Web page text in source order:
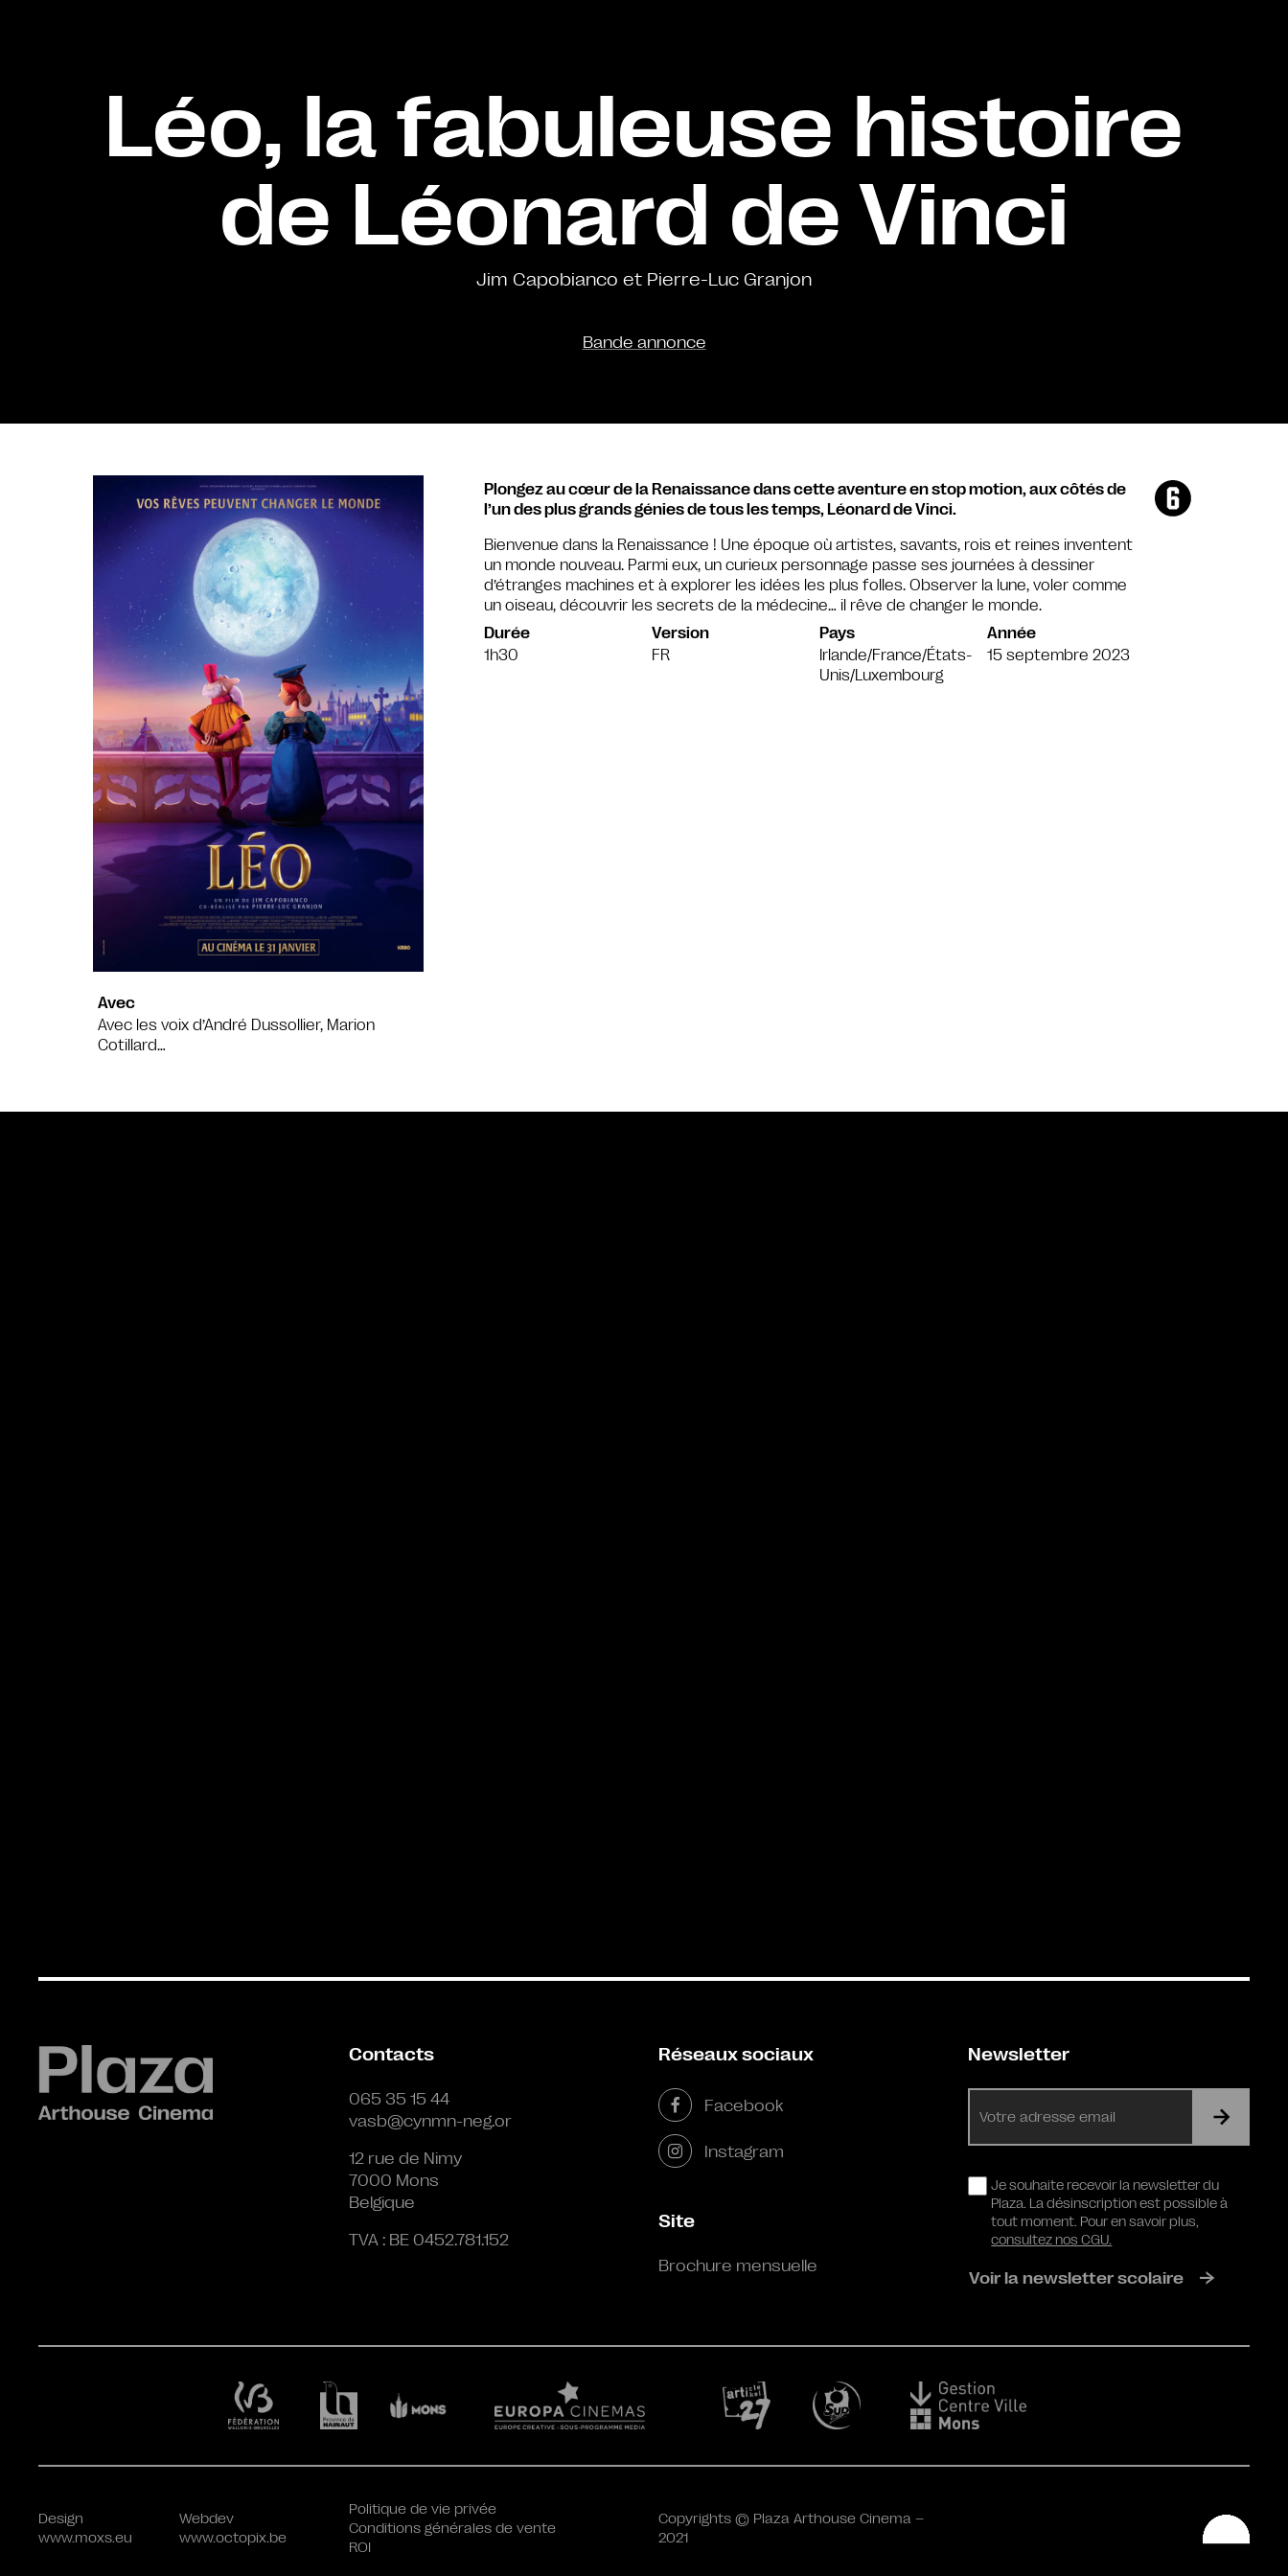
Léo, la fabuleuse histoire
de Léonard de Vinci
Jim Capobianco et Pierre-Luc Granjon
Bande annonce
Avec
Avec les voix d’André Dussollier, Marion
Cotillard…
Plongez au cœur de la Renaissance dans cette aventure en stop motion, aux côtés de
l’un des plus grands génies de tous les temps, Léonard de Vinci.
Bienvenue dans la Renaissance ! Une époque où artistes, savants, rois et reines inventent
un monde nouveau. Parmi eux, un curieux personnage passe ses journées à dessiner
d’étranges machines et à explorer les idées les plus folles. Observer la lune, voler comme
un oiseau, découvrir les secrets de la médecine… il rêve de changer le monde.
Durée
1h30
Version
FR
Pays
Irlande/France/États-
Unis/Luxembourg
Année
15 septembre 2023
Contacts
065 35 15 44
vasb@cynmn-neg.or
12 rue de Nimy
7000 Mons
Belgique
TVA : BE 0452.781.152
Réseaux sociaux
Facebook
Instagram
Site
Brochure mensuelle
Newsletter
mail
RGPDJe souhaite recevoir la newsletter du
Plaza. La désinscription est possible à
tout moment. Pour en savoir plus,
consultez nos CGU.
Voir la newsletter scolaire
Design
www.moxs.eu
Webdev
www.octopix.be
Politique de vie privée
Conditions générales de vente
ROI
Copyrights © Plaza Arthouse Cinema –
2021